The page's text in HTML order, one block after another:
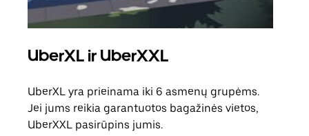
UberXL ir UberXXL
UberXL yra prieinama iki 6 asmenų grupėms.
Jei jums reikia garantuotos bagažinės vietos,
UberXXL pasirūpins jumis.